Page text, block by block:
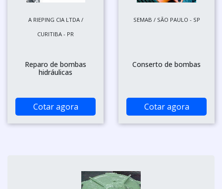
A RIEPING CIA LTDA /
CURITIBA - PR
Reparo de bombas
hidráulicas
Cotar agora
SEMAB / SÃO PAULO - SP
Conserto de bombas
Cotar agora